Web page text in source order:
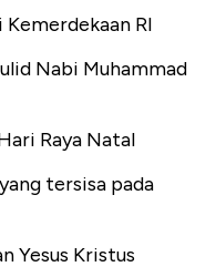
Kemerdekaan RI
Nabi Muhammad
Raya Natal
tersisa pada
Yesus Kristus